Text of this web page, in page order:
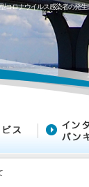
コロナウイルス感染者の発